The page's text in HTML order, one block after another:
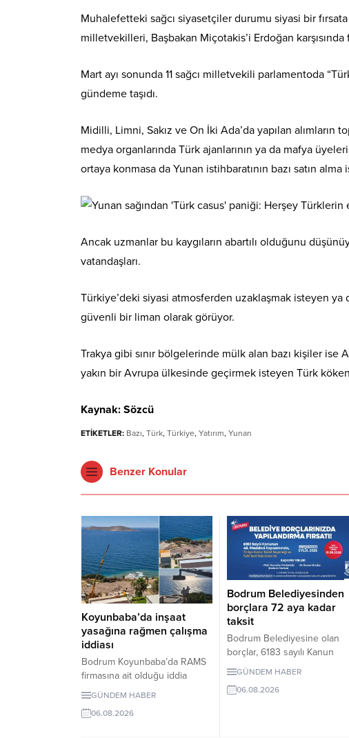
Muhalefetteki sağcı siyasetçiler durumu siyasi bir
milletvekilleri, Başbakan Miçotakis’i Erdoğan
Mart ayı sonunda 11 sağcı milletvekili parlamentoda
gündeme taşıdı.
Midilli, Limni, Sakız ve On İki Ada’da yapılan alımların
medya organlarında Türk ajanlarının ya da mafya
ortaya konmasa da Yunan istihbaratının bazı satın
Ancak uzmanlar bu kaygıların abartılı olduğunu
vatandaşları.
Türkiye’deki siyasi atmosferden uzaklaşmak isteyen ya
güvenli bir liman olarak görüyor.
Trakya gibi sınır bölgelerinde mülk alan bazı kişiler
yakın bir Avrupa ülkesinde geçirmek isteyen Türk
Kaynak: Sözcü
ETİKETLER: Bazı, Türk, Türkiye, Yatırım, Yunan
Benzer Konular
Koyunbaba’da inşaat
yasağına rağmen çalışma
iddiası
Bodrum Koyunbaba’da RAMS
firmasına ait olduğu iddia
edilen alanda, inşaat yasağı
ve satıh düzeltme çalışmaları
GÜNDEM HABER
06.08.2026
Bodrum Belediyesinden
borçlara 72 aya kadar
taksit
Bodrum Belediyesine olan
borçlar, 6183 sayılı Kanun
kapsamında yüzde 29 tecil
Gerçek kişiler için 48 aya,
GÜNDEM HABER
06.08.2026